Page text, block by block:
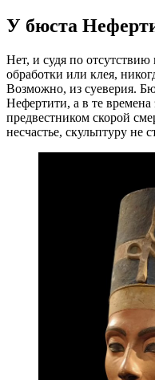
У бюста
Нет, и судя по отсутствию
обработки или клея,
Возможно, из суеверия.
Нефертити, а в те
предвестником скорой
несчастье, скульптуру не